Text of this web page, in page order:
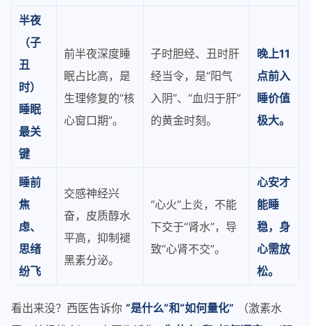
半夜
（子
丑
时）
睡眠
最关
键
前半夜深度睡
眠占比高，是
生理修复的“核
心窗口期”。
子时胆经、丑时肝
经当令，是“阳气
入阴”、“血归于肝”
的黄金时刻。
晚上11
点前入
睡价值
极大。
睡前
焦
虑、
思绪
纷飞
交感神经兴
奋，皮质醇水
平高，抑制褪
黑素分泌。
“心火”上炎，不能
下交于“肾水”，导
致“心肾不交”。
心安才
能睡
稳，身
心需放
松。
看出来没？西医告诉你 “是什么”和“如何量化” （激素水